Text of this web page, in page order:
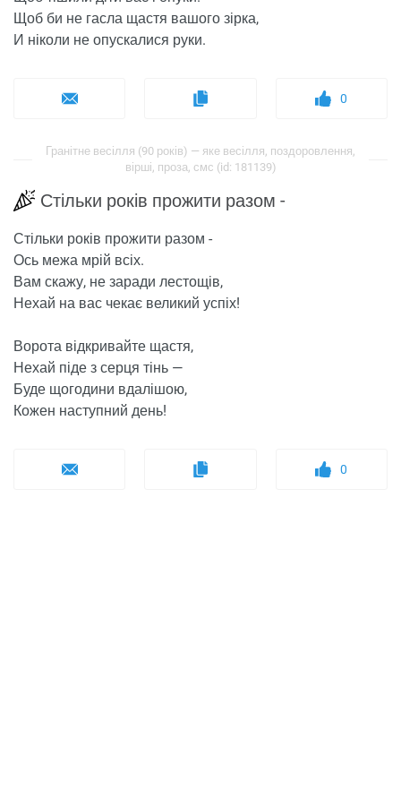
Щоб би не гасла щастя вашого зірка,
И ніколи не опускалися руки.
0
Гранітне весілля (90 років) — яке весілля, поздоровлення,
вірші, проза, смс (id: 181139)
Стільки років прожити разом -
Стільки років прожити разом -
Ось межа мрій всіх.
Вам скажу, не заради лестощів,
Нехай на вас чекає великий успіх!
Ворота відкривайте щастя,
Нехай піде з серця тінь —
Буде щогодини вдалішою,
Кожен наступний день!
0